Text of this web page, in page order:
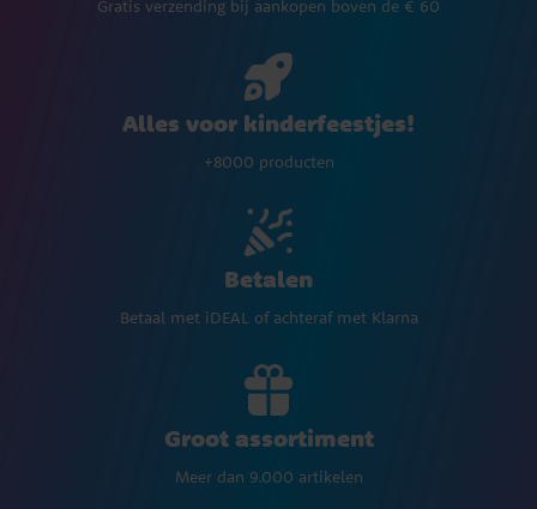
Gratis verzending bij aankopen boven de € 60
Alles voor kinderfeestjes!
+8000 producten
Betalen
Betaal met iDEAL of achteraf met Klarna
Groot assortiment
Meer dan 9.000 artikelen